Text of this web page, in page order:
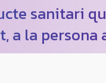
sanitari
a la